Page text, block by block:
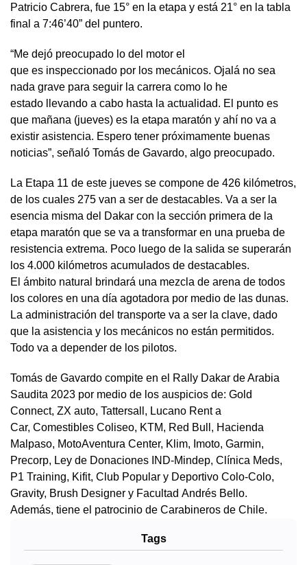
Patricio Cabrera, fue 15° en la etapa y está 21° en la tabla
final a 7:46’40” del puntero.
“Me dejó preocupado lo del motor el
que es inspeccionado por los mecánicos. Ojalá no sea
nada grave para seguir la carrera como lo he
estado llevando a cabo hasta la actualidad. El punto es
que mañana (jueves) es la etapa maratón y ahí no va a
existir asistencia. Espero tener próximamente buenas
noticias”, señaló Tomás de Gavardo, algo preocupado.
La Etapa 11 de este jueves se compone de 426 kilómetros,
de los cuales 275 van a ser de destacables. Va a ser la
esencia misma del Dakar con la sección primera de la
etapa maratón que se va a transformar en una prueba de
resistencia extrema. Poco luego de la salida se superarán
los 4.000 kilómetros acumulados de destacables.
El ámbito natural brindará una mezcla de arena de todos
los colores en una día agotadora por medio de las dunas.
La administración del transporte va a ser la clave, dado
que la asistencia y los mecánicos no están permitidos.
Todo va a depender de los pilotos.
Tomás de Gavardo compite en el Rally Dakar de Arabia
Saudita 2023 por medio de los auspicios de: Gold
Connect, ZX auto, Tattersall, Lucano Rent a
Car, Comestibles Coliseo, KTM, Red Bull, Hacienda
Malpaso, MotoAventura Center, Klim, Imoto, Garmin,
Precorp, Ley de Donaciones IND-Mindep, Clínica Meds,
P1 Training, Kifit, Club Popular y Deportivo Colo-Colo,
Gravity, Brush Designer y Facultad Andrés Bello.
Además, tiene el patrocinio de Carabineros de Chile.
Tags